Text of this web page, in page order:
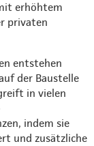
erhöhtem
privaten
entstehen
der Baustelle
in vielen
indem sie
und zusätzliche